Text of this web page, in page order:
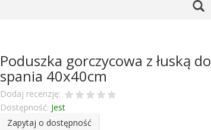
Poduszka gorczycowa z łuską do
spania 40x40cm
Dodaj recenzję:
Dostępność: Jest
Zapytaj o dostępność